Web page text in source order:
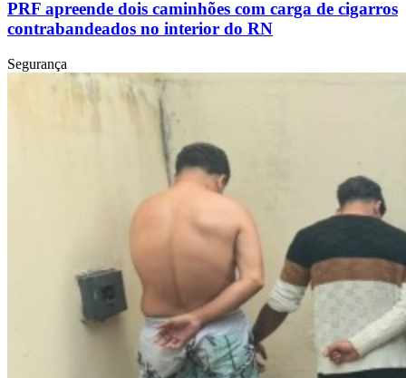
PRF apreende dois caminhões com carga de cigarros
contrabandeados no interior do RN
Segurança